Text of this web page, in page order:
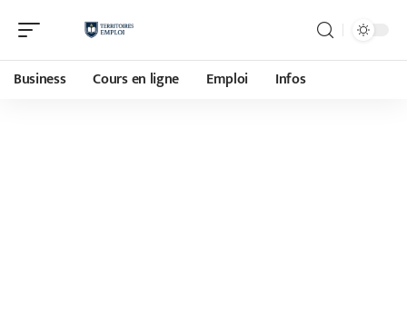
Business Cours en ligne Emploi Infos